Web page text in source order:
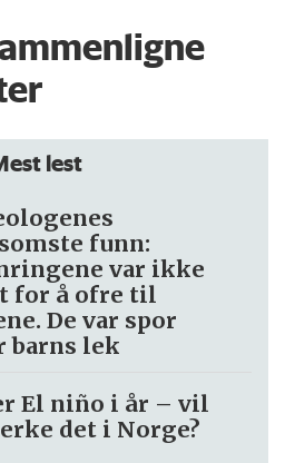
Men man kan
handlinger andre
som var mest
begynnelsen av
på irske og
som trolig kommer
angrep før de
lest
funn:
var ikke
for å ofre til
De var spor
barns lek
El niño i år – vil
det i Norge?